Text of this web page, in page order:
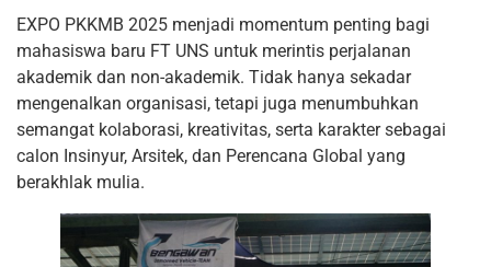
EXPO PKKMB 2025 menjadi momentum penting bagi
mahasiswa baru FT UNS untuk merintis perjalanan
akademik dan non-akademik. Tidak hanya sekadar
mengenalkan organisasi, tetapi juga menumbuhkan
semangat kolaborasi, kreativitas, serta karakter sebagai
calon Insinyur, Arsitek, dan Perencana Global yang
berakhlak mulia.